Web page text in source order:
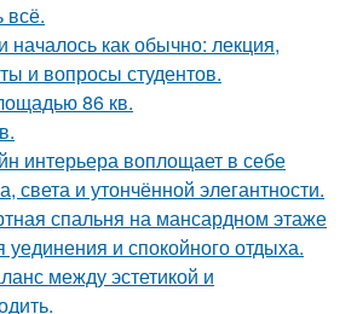
всё.
началось как обычно: лекция,
и вопросы студентов.
86 кв.
интерьера воплощает в себе
света и утончённой элегантности.
спальня на мансардном этаже
уединения и спокойного отдыха.
между эстетикой и